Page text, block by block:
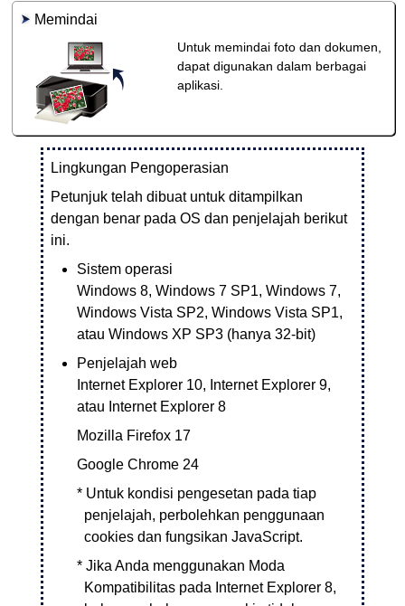
Memindai
Untuk memindai foto dan dokumen,
dapat digunakan dalam berbagai
aplikasi.
Lingkungan Pengoperasian
Petunjuk telah dibuat untuk ditampilkan
dengan benar pada OS dan penjelajah berikut
ini.
Sistem operasi
Windows 8,Windows 7 SP1,Windows 7,
Windows Vista SP2,Windows Vista SP1,
atauWindows XP SP3 (hanya 32-bit)
Penjelajah web
Internet Explorer 10, Internet Explorer 9,
atau Internet Explorer 8
Mozilla Firefox 17
Google Chrome 24
* Untuk kondisi pengesetan pada tiap
penjelajah, perbolehkan penggunaan
cookies dan fungsikan JavaScript.
*Jika Anda menggunakan Moda
Kompatibilitas pada Internet Explorer 8,